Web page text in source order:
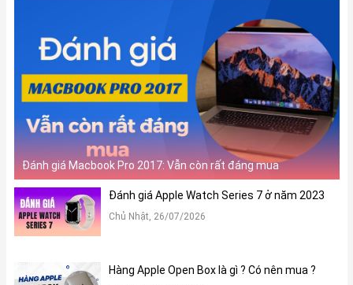
Đánh giá Macbook Pro 2017: Vẫn còn rất đáng mua
Đánh giá Apple Watch Series 7 ở năm 2023
Chủ Nhật, 26/07/2026
Hàng Apple Open Box là gì ? Có nên mua ?